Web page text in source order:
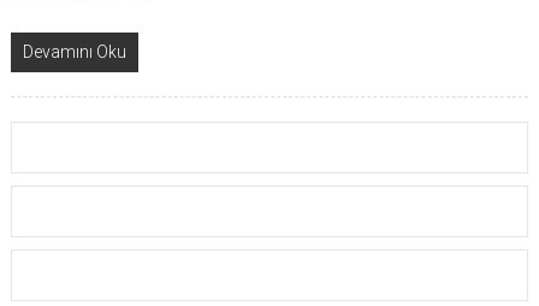
Devamını Oku